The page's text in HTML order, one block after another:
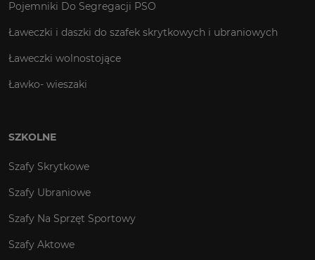
Pojemniki Do Segregacji PSO
Ławeczki i daszki do szafek skrytkowych i ubraniowych
Ławeczki wolnostojące
Ławko- wieszaki
SZKOLNE
Szafy Skrytkowe
Szafy Ubraniowe
Szafy Na Sprzęt Sportowy
Szafy Aktowe